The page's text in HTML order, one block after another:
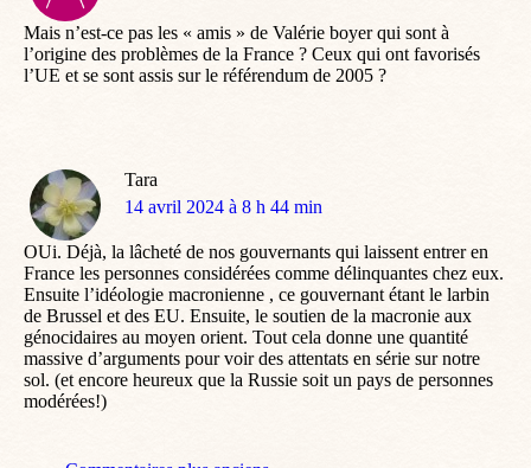
Mais n’est-ce pas les « amis » de Valérie boyer qui sont à
l’origine des problèmes de la France ? Ceux qui ont favorisés
l’UE et se sont assis sur le référendum de 2005 ?
Tara
dit
14 avril 2024 à 8 h 44 min
OUi. Déjà, la lâcheté de nos gouvernants qui laissent entrer en
France les personnes considérées comme délinquantes chez eux.
Ensuite l’idéologie macronienne , ce gouvernant étant le larbin
de Brussel et des EU. Ensuite, le soutien de la macronie aux
génocidaires au moyen orient. Tout cela donne une quantité
massive d’arguments pour voir des attentats en série sur notre
sol. (et encore heureux que la Russie soit un pays de personnes
modérées!)